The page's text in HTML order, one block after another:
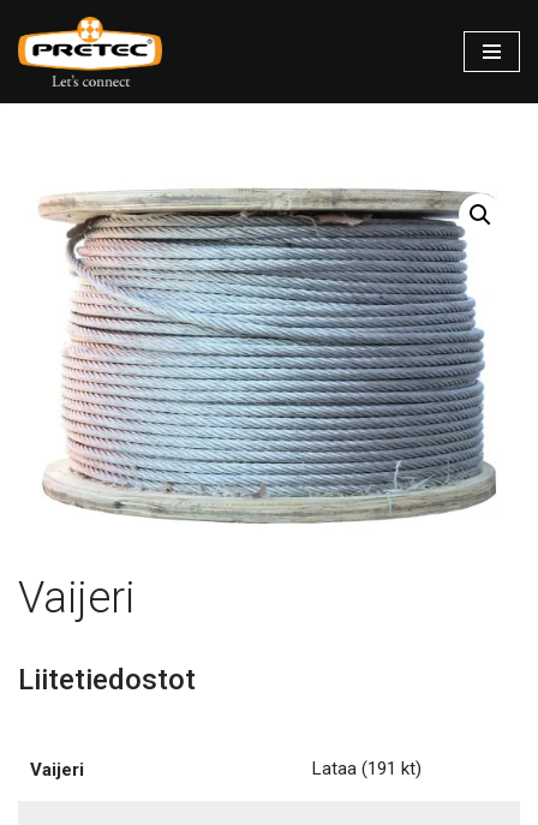
Siirry
suoraan
Vaijeri
Liitetiedostot
Vaijeri Lataa (191 kt)